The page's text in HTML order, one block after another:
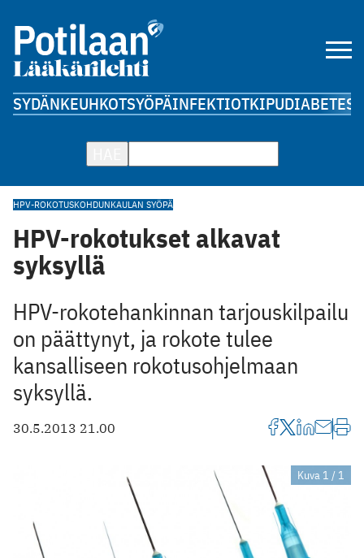
SYDÄNKEUHKOTSYÖPÄINFEKTIOTKIPUDIABETES
HPV-ROKOTUSKOHDUNKAULAN SYÖPÄ
HPV-rokotukset alkavat
syksyllä
HPV-rokotehankinnan tarjouskilpailu
on päättynyt, ja rokote tulee
kansalliseen rokotusohjelmaan
syksyllä.
30.5.2013 21.00
Kuva 1 / 1